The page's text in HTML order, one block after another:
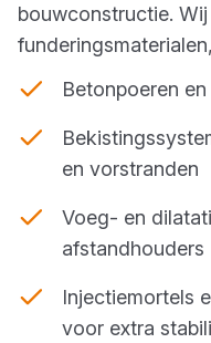
bouwconstructie.
Betonpoeren
en vorstranden
Voeg- en
afstandhouders
Injectiemortels
voor extra